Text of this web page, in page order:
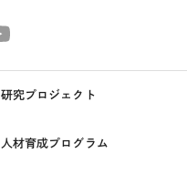
研究プロジェクト
人材育成プログラム